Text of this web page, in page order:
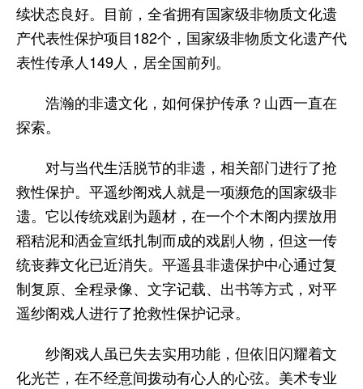
续状态良好。目前，全省拥有国家级非物质文化遗
产代表性保护项目182个，国家级非物质文化遗产代
表性传承人149人，居全国前列。
浩瀚的非遗文化，如何保护传承？山西一直在
探索。
对与当代生活脱节的非遗，相关部门进行了抢
救性保护。平遥纱阁戏人就是一项濒危的国家级非
遗。它以传统戏剧为题材，在一个个木阁内摆放用
稻秸泥和洒金宣纸扎制而成的戏剧人物，但这一传
统丧葬文化已近消失。平遥县非遗保护中心通过复
制复原、全程录像、文字记载、出书等方式，对平
遥纱阁戏人进行了抢救性保护记录。
纱阁戏人虽已失去实用功能，但依旧闪耀着文
化光芒，在不经意间拨动有心人的心弦。美术专业